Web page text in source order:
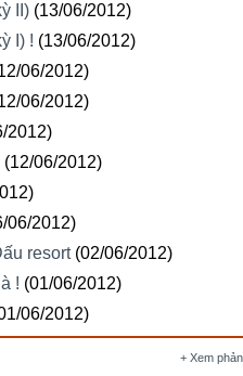
II) (13/06/2012)
I) ! (13/06/2012)
06/2012)
06/2012)
2012)
(12/06/2012)
06/2012)
resort (02/06/2012)
! (01/06/2012)
06/2012)
+ Xem